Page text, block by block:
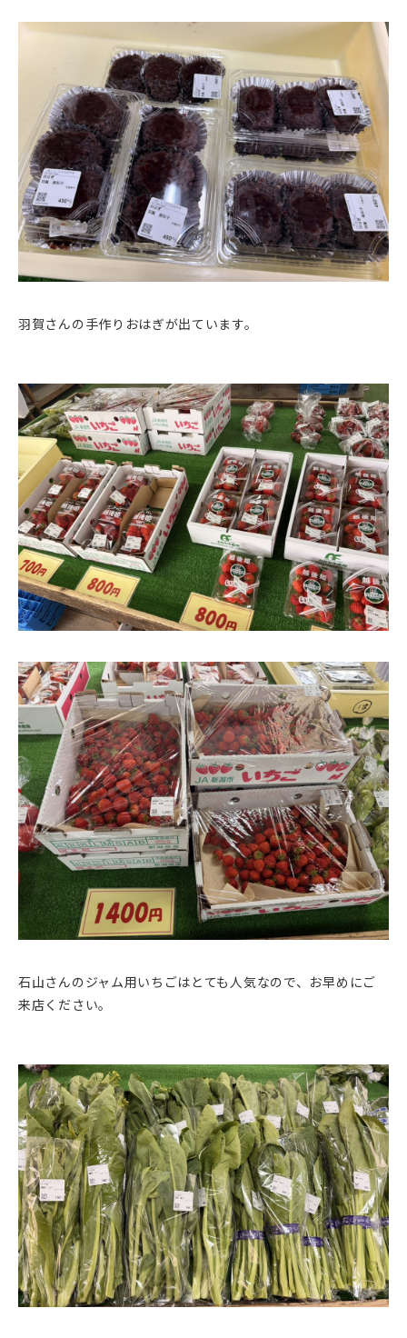
羽賀さんの手作りおはぎが出ています。
石山さんのジャム用いちごはとても人気なので、お早めにご
来店ください。